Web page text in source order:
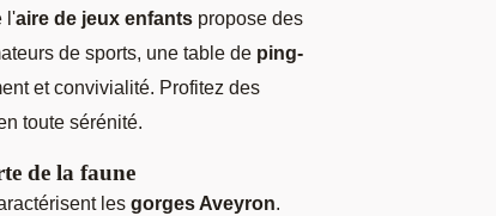
l'aire de jeux enfants propose des
de sports, une table de ping-
et convivialité. Profitez des
toute sérénité.
de la faune
les gorges Aveyron.